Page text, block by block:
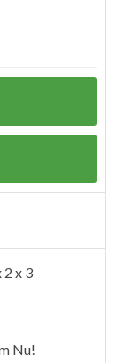
2 x 3
Nu!